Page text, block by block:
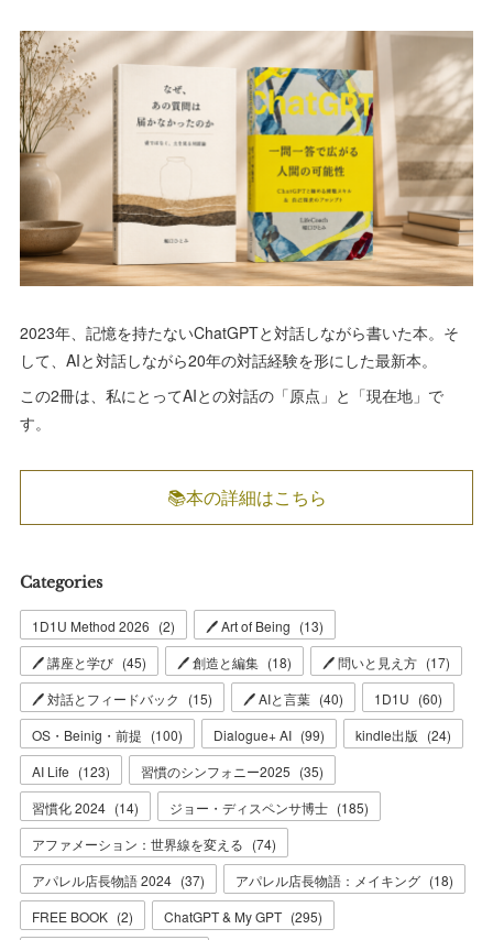
2023年、記憶を持たないChatGPTと対話しながら書いた本。そ
して、AIと対話しながら20年の対話経験を形にした最新本。
この2冊は、私にとってAIとの対話の「原点」と「現在地」で
す。
📚本の詳細はこちら
Categories
1D1U Method 2026 (2) 🖊 Art of Being (13)
🖊 講座と学び (45) 🖊 創造と編集 (18) 🖊 問いと見え方 (17)
🖊 対話とフィードバック
(15) 🖊 AIと言葉 (40) 1D1U (60)
OS・Beinig・前提 (100) Dialogue+ AI (99) kindle出版 (24)
AI Life (123) 習慣のシンフォニー2025 (35)
習慣化 2024 (14) ジョー・ディスペンサ博士 (185)
アファメーション：世界線を変える (74)
アパレル店長物語 2024 (37) アパレル店長物語：メイキング (18)
FREE BOOK (2) ChatGPT & My GPT (295)